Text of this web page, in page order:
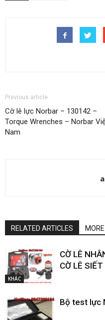
Previous article
Cờ lê lực Norbar – 130142 –
Torque Wrenches – Norbar
Nam
RELATED ARTICLES
KHÁC
CỜ LÊ
CỜ LÊ
Bộ test lực